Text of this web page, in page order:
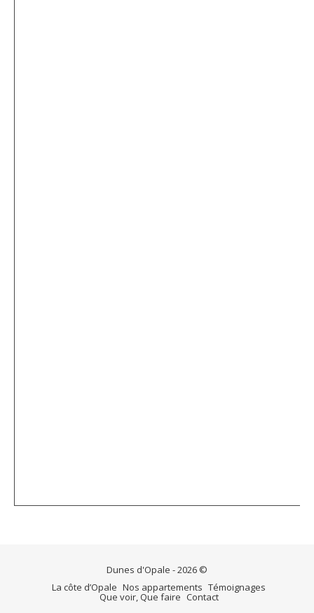
Dunes d'Opale - 2026 ©
La côte d’Opale Nos appartements Témoignages
Que voir, Que faire Contact